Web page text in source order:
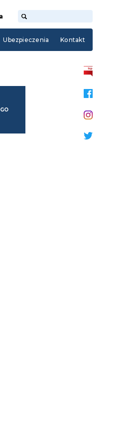
Ubezpieczenia Kontakt